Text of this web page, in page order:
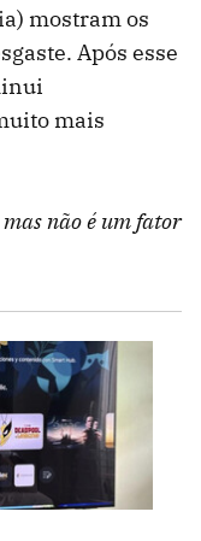
mostram os
Após esse
mais
não é um fator